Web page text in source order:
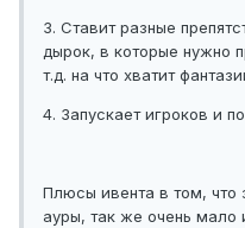
3. Ставит разные
дырок, в которые нужно
т.д. на что хватит
4. Запускает игроков и
Плюсы ивента в том, что
ауры, так же очень мало